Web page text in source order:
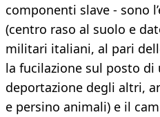
componenti slave - sono
(centro raso al suolo e
militari italiani, al pari
la fucilazione sul posto
deportazione degli altri,
e persino animali) e il